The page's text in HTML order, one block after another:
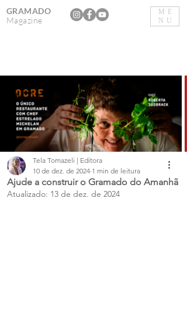
ME
NU
GRAMADO
Magazine
Ajude a construir o Gramado do Amanhã
Tela Tomazeli | Editora
10 de dez. de 2024 1 min de leitura
Atualizado: 13 de dez. de 2024